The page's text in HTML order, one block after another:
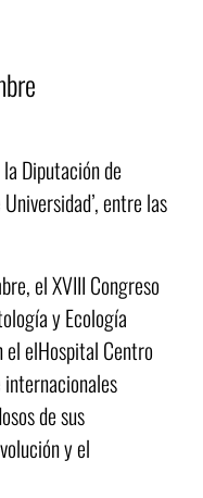
la Diputación de
entre las
el XVIII Congreso
y Ecología
el elHospital Centro
de sus
y el